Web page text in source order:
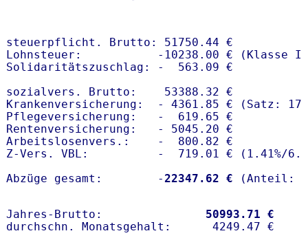
steuerpflicht. Brutto: 51750.44 €
Lohnsteuer:           -10238.00 € (Klasse I)
Solidaritätszuschlag: -  563.09 €
sozialvers. Brutto:    53388.32 €
Krankenversicherung:  - 4361.85 € (Satz:
Pflegeversicherung:   -  619.65 €
Rentenversicherung:   - 5045.20 €
Arbeitslosenvers.:    -  800.82 €
Z-Vers. VBL:          -  719.01 € ( 1.41%/
Abzüge gesamt:        -22347.62 €
Jahres-Brutto: 50993.71 €